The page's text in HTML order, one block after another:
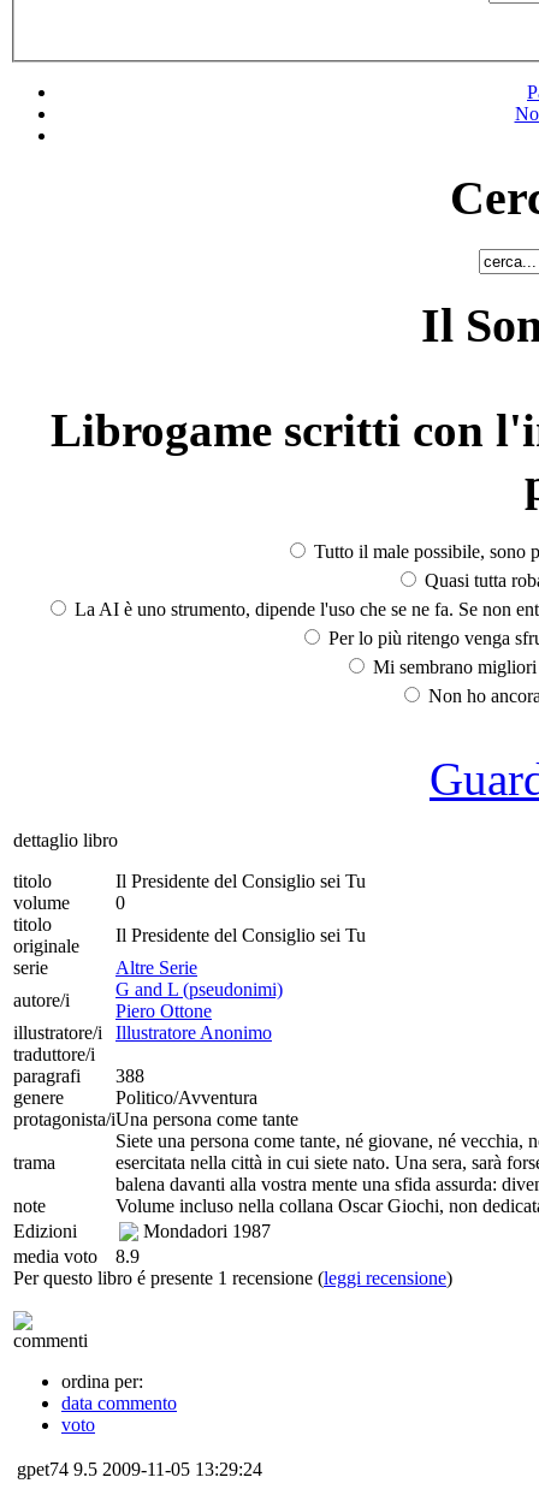
Il
Librogame scritti con
Tutto il male possibile, sono
Quasi tutta
La AI è uno strumento, dipende l'uso che se ne fa. Se non
Per lo più ritengo venga
Mi sembrano
Non ho
dettaglio libro
titolo
Il Presidente del Consiglio sei Tu
volume
0
titolo
originale
Il Presidente del Consiglio sei Tu
serie
Altre Serie
autore/i
G and L (pseudonimi)
Piero Ottone
illustratore/i
Illustratore Anonimo
traduttore/i
paragrafi
388
genere
Politico/Avventura
protagonista/iUna persona come tante
trama
Siete una persona come tante, né giovane, né
esercitata nella città in cui siete nato. Una sera, sarà
balena davanti alla vostra mente una sfida assurda:
note
Volume incluso nella collana Oscar Giochi, non
Edizioni
Mondadori 1987
media voto
8.9
Per questo libro é presente 1 recensione (leggi recensione)
commenti
ordina per:
data commento
voto
gpet74 9.5 2009-11-05 13:29:24